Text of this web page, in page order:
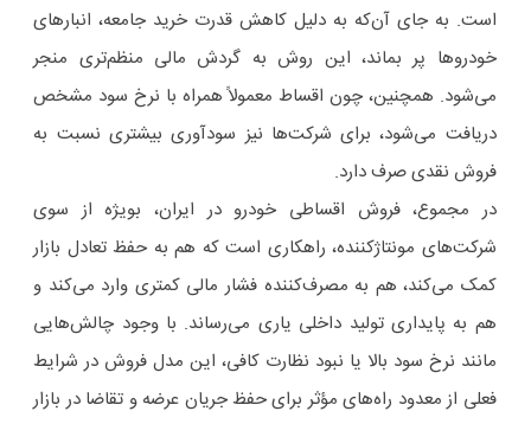
است. به جای آن‌که به دلیل کاهش قدرت خرید جامعه، انبارهای
خودروها پر بماند، این روش به گردش مالی منظم‌تری منجر
می‌شود. همچنین، چون اقساط معمولاً همراه با نرخ سود مشخص
دریافت می‌شود، برای شرکت‌ها نیز سودآوری بیشتری نسبت به
فروش نقدی صرف دارد.
در مجموع، فروش اقساطی خودرو در ایران، بویژه از سوی
شرکت‌های مونتاژکننده، راهکاری است که هم به حفظ تعادل بازار
کمک می‌کند، هم به مصرف‌کننده فشار مالی کمتری وارد می‌کند و
هم به پایداری تولید داخلی یاری می‌رساند. با وجود چالش‌هایی
مانند نرخ سود بالا یا نبود نظارت کافی، این مدل فروش در شرایط
فعلی از معدود راه‌های مؤثر برای حفظ جریان عرضه و تقاضا در بازار